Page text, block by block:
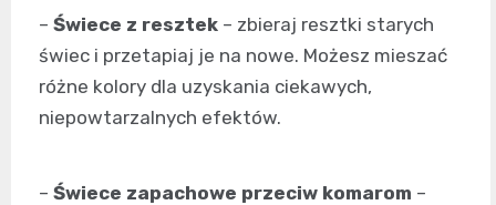
– Świece z resztek – zbieraj resztki starych
świec i przetapiaj je na nowe. Możesz mieszać
różne kolory dla uzyskania ciekawych,
niepowtarzalnych efektów.
– Świece zapachowe przeciw komarom –